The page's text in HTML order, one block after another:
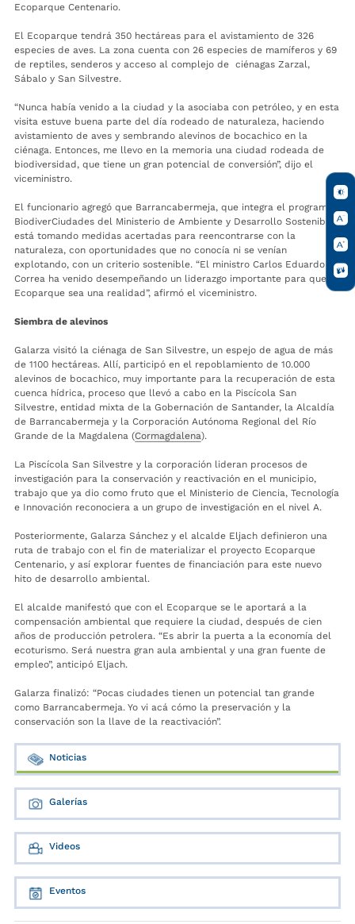
Ecoparque Centenario.
El Ecoparque tendrá 350 hectáreas para el avistamiento de 326
especies de aves. La zona cuenta con 26 especies de mamíferos y 69
de reptiles, senderos y acceso al complejo de ciénagas Zarzal,
Sábalo y San Silvestre.
“Nunca había venido a la ciudad y la asociaba con petróleo, y en esta
visita estuve buena parte del día rodeado de naturaleza, haciendo
avistamiento de aves y sembrando alevinos de bocachico en la
ciénaga. Entonces, me llevo en la memoria una ciudad rodeada de
biodiversidad, que tiene un gran potencial de conversión”, dijo el
viceministro.
El funcionario agregó que Barrancabermeja, que integra el programa
BiodiverCiudades del Ministerio de Ambiente y Desarrollo Sostenible,
está tomando medidas acertadas para reencontrarse con la
naturaleza, con oportunidades que no conocía ni se venían
explotando, con un criterio sostenible. “El ministro Carlos Eduardo
Correa ha venido desempeñando un liderazgo importante para que el
Ecoparque sea una realidad”, afirmó el viceministro.
Siembra de alevinos
Galarza visitó la ciénaga de San Silvestre, un espejo de agua de más
de 1100 hectáreas. Allí, participó en el repoblamiento de 10.000
alevinos de bocachico, muy importante para la recuperación de esta
cuenca hídrica, proceso que llevó a cabo en la Piscícola San
Silvestre, entidad mixta de la Gobernación de Santander, la Alcaldía
de Barrancabermeja y la Corporación Autónoma Regional del Río
Grande de la Magdalena (Cormagdalena).
La Piscícola San Silvestre y la corporación lideran procesos de
investigación para la conservación y reactivación en el municipio,
trabajo que ya dio como fruto que el Ministerio de Ciencia, Tecnología
e Innovación reconociera a un grupo de investigación en el nivel A.
Posteriormente, Galarza Sánchez y el alcalde Eljach definieron una
ruta de trabajo con el fin de materializar el proyecto Ecoparque
Centenario, y así explorar fuentes de financiación para este nuevo
hito de desarrollo ambiental.
El alcalde manifestó que con el Ecoparque se le aportará a la
compensación ambiental que requiere la ciudad, después de cien
años de producción petrolera. “Es abrir la puerta a la economía del
ecoturismo. Será nuestra gran aula ambiental y una gran fuente de
empleo”, anticipó Eljach.
Galarza finalizó: “Pocas ciudades tienen un potencial tan grande
como Barrancabermeja. Yo vi acá cómo la preservación y la
conservación son la llave de la reactivación”.
Noticias
Galerías
Videos
Eventos